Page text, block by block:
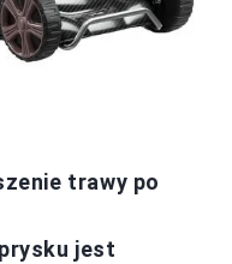
trawy po
jest